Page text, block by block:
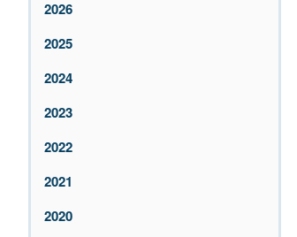
2026
2025
2024
2023
2022
2021
2020